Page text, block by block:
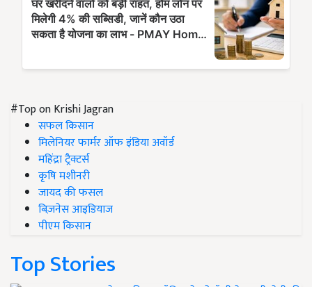
#Top on Krishi Jagran
सफल किसान
मिलेनियर फार्मर ऑफ इंडिया अवॉर्ड
महिंद्रा ट्रैक्टर्स
कृषि मशीनरी
जायद की फसल
बिज़नेस आइडियाज
पीएम किसान
Top Stories